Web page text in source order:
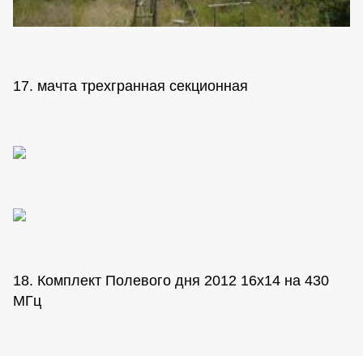
17. мачта трехгранная секционная
18. Комплект Полевого дня 2012 16х14 на 430
МГц